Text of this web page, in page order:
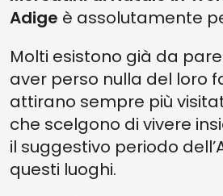
Adige è assolutamente
Molti esistono già da
aver perso nulla del loro
attirano sempre più
che scelgono di vivere
il suggestivo periodo
questi luoghi.